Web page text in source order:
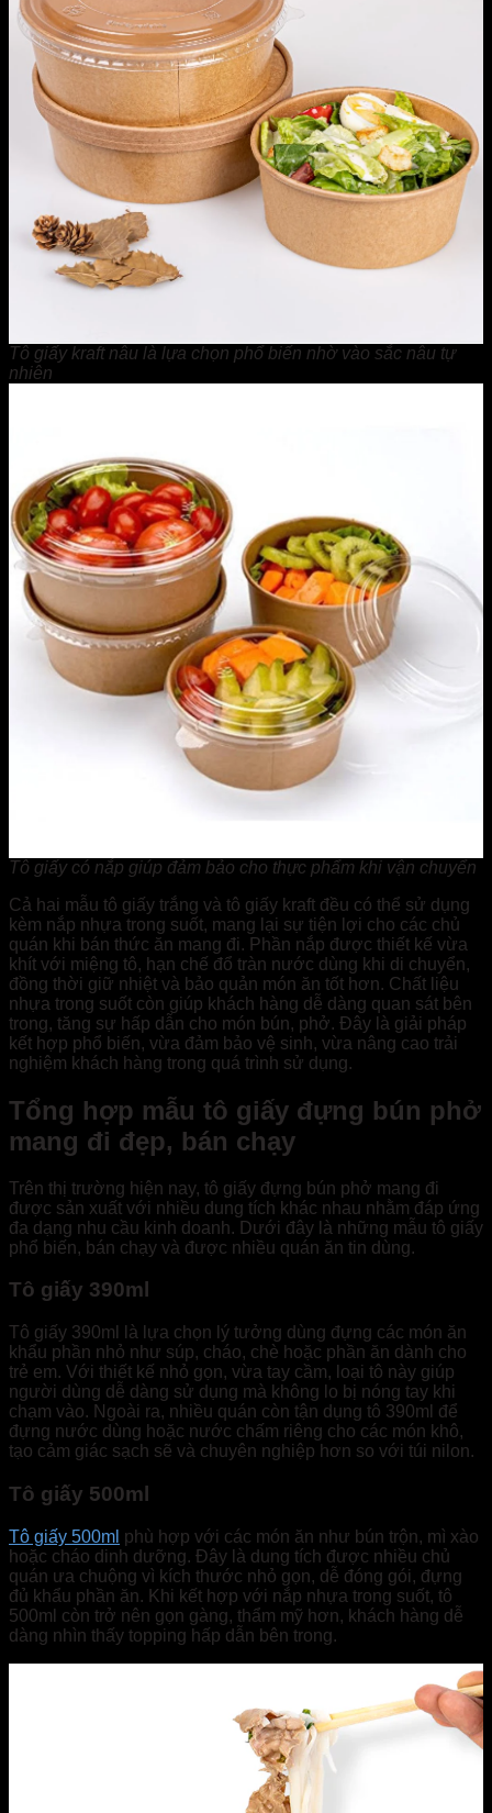
Tô giấy kraft nâu là lựa chọn phổ biến nhờ vào sắc nâu tự
nhiên
Tô giấy có nắp giúp đảm bảo cho thực phẩm khi vận chuyển
Cả hai mẫu tô giấy trắng và tô giấy kraft đều có thể sử dụng
kèm nắp nhựa trong suốt, mang lại sự tiện lợi cho các chủ
quán khi bán thức ăn mang đi. Phần nắp được thiết kế vừa
khít với miệng tô, hạn chế đổ tràn nước dùng khi di chuyển,
đồng thời giữ nhiệt và bảo quản món ăn tốt hơn. Chất liệu
nhựa trong suốt còn giúp khách hàng dễ dàng quan sát bên
trong, tăng sự hấp dẫn cho món bún, phở. Đây là giải pháp
kết hợp phổ biến, vừa đảm bảo vệ sinh, vừa nâng cao trải
nghiệm khách hàng trong quá trình sử dụng.
Tổng hợp mẫu tô giấy đựng bún phở
mang đi đẹp, bán chạy
Trên thị trường hiện nay, tô giấy đựng bún phở mang đi
được sản xuất với nhiều dung tích khác nhau nhằm đáp ứng
đa dạng nhu cầu kinh doanh. Dưới đây là những mẫu tô giấy
phổ biến, bán chạy và được nhiều quán ăn tin dùng.
Tô giấy 390ml
Tô giấy 390ml là lựa chọn lý tưởng dùng đựng các món ăn
khẩu phần nhỏ như súp, cháo, chè hoặc phần ăn dành cho
trẻ em. Với thiết kế nhỏ gọn, vừa tay cầm, loại tô này giúp
người dùng dễ dàng sử dụng mà không lo bị nóng tay khi
chạm vào. Ngoài ra, nhiều quán còn tận dụng tô 390ml để
đựng nước dùng hoặc nước chấm riêng cho các món khô,
tạo cảm giác sạch sẽ và chuyên nghiệp hơn so với túi nilon.
Tô giấy 500ml
Tô giấy 500ml phù hợp với các món ăn như bún trộn, mì xào
hoặc cháo dinh dưỡng. Đây là dung tích được nhiều chủ
quán ưa chuộng vì kích thước nhỏ gọn, dễ đóng gói, đựng
đủ khẩu phần ăn. Khi kết hợp với nắp nhựa trong suốt, tô
500ml còn trở nên gọn gàng, thẩm mỹ hơn, khách hàng dễ
dàng nhìn thấy topping hấp dẫn bên trong.